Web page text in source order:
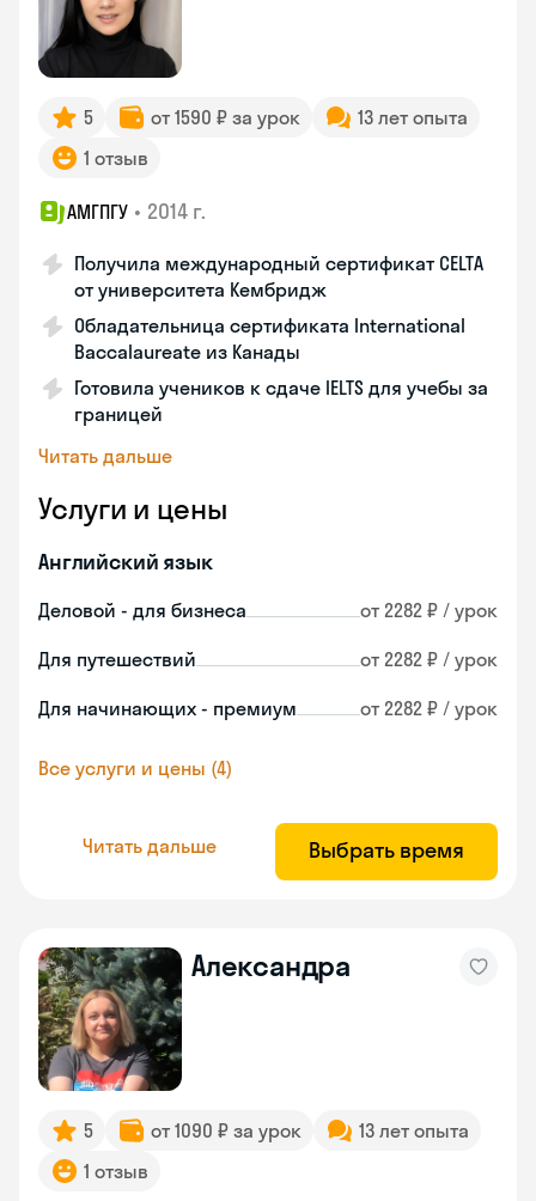
5 от 1590 ₽ за урок
13 лет опыта
1 отзыв
АМГПГУ • 2014 г.
Получила международный сертификат CELTA
от университета Кембридж
Обладательница сертификата International
Baccalaureate из Канады
Готовила учеников к сдаче IELTS для учебы за
границей
Читать дальше
Услуги и цены
Английский язык
Деловой - для бизнеса от 2282 ₽ / урок
Для путешествий от 2282 ₽ / урок
Для начинающих - премиум от 2282 ₽ / урок
Все услуги и цены (4)
Читать дальше Выбрать время
Александра
5 от 1090 ₽ за урок
13 лет опыта
1 отзыв